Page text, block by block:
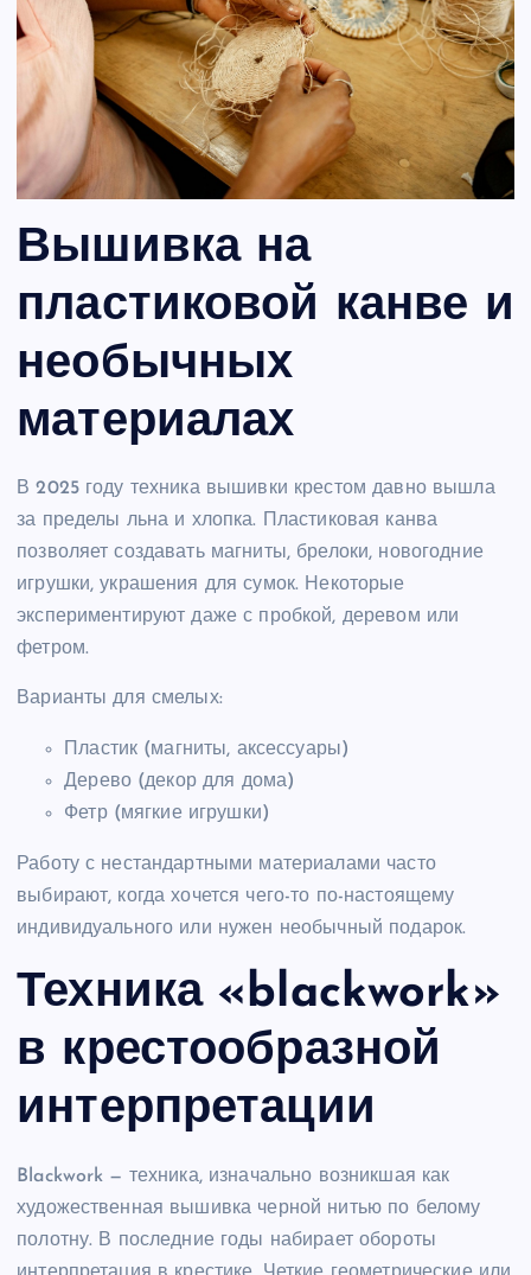
Вышивка на
пластиковой канве и
необычных
материалах
В 2025 году техника вышивки крестом давно вышла
за пределы льна и хлопка. Пластиковая канва
позволяет создавать магниты, брелоки, новогодние
игрушки, украшения для сумок. Некоторые
экспериментируют даже с пробкой, деревом или
фетром.
Варианты для смелых:
Пластик (магниты, аксессуары)
Дерево (декор для дома)
Фетр (мягкие игрушки)
Работу с нестандартными материалами часто
выбирают, когда хочется чего-то по-настоящему
индивидуального или нужен необычный подарок.
Техника «blackwork»
в крестообразной
интерпретации
Blackwork — техника, изначально возникшая как
художественная вышивка черной нитью по белому
полотну. В последние годы набирает обороты